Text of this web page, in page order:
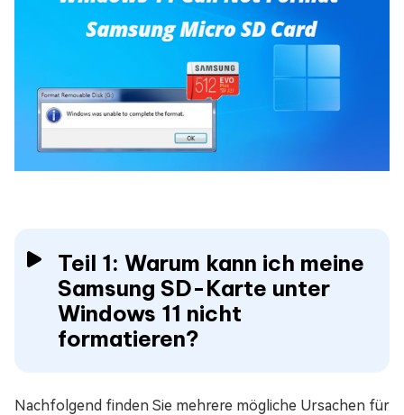
Teil 1: Warum kann ich meine
Samsung SD-Karte unter
Windows 11 nicht
formatieren?
Nachfolgend finden Sie mehrere mögliche Ursachen für